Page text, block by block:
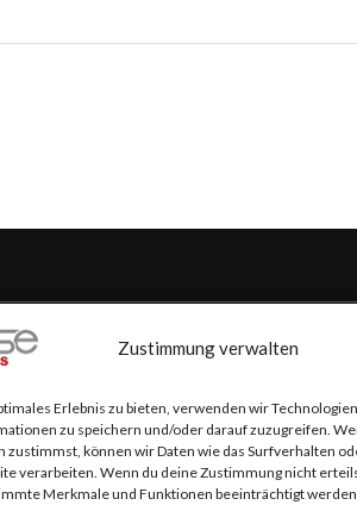
Zustimmung verwalten
Erlebnis zu bieten, verwenden wir
zu speichern und/oder darauf zuzugreifen.
zustimmst, können wir Daten wie das Surfverhalten
verarbeiten. Wenn du deine Zustimmung nicht
Merkmale und Funktionen beeinträchtigt